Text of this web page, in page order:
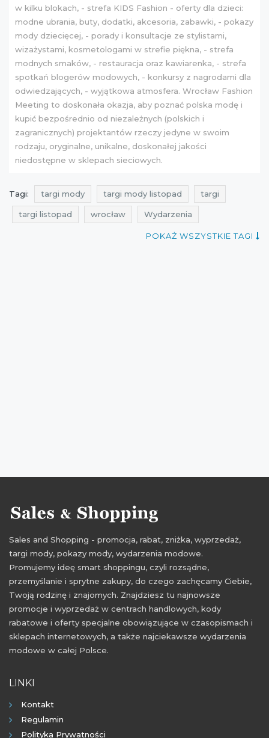
w kilku blokach, - strefa KIDS Fashion - oferty dla dzieci:
modne ubrania, buty, dodatki, akcesoria, zabawki, - pokazy
mody dziecięcej, - porady i konsultacje ze stylistami,
wizażystami, kosmetologami w strefie piękna, - strefa
modnych smaków, - restauracja oraz kawiarenka, - strefa
spotkań blogerów modowych, - konkursy z nagrodami dla
odwiedzających, - wyjątkowa atmosfera. Wrocław Fashion
Meeting to doskonała okazja, aby poznać polska modę i
kupić bezpośrednio od niezależnych (polskich i
zagranicznych) projektantów rzeczy jedyne w swoim
rodzaju, oryginalne, unikalne, doskonałej jakości
niedostępne w sklepach sieciowych.
Tagi: targi mody targi mody listopad targi
targi listopad wrocław Wydarzenia
POKAŻ WSZYSTKIE TAGI
Sales and Shopping - promocja, rabat, zniżka, wyprzedaż,
targi mody, pokazy mody, wydarzenia modowe.
Promujemy ideę smart shoppingu, czyli rozsądne,
przemyślanie i sprytne zakupy, do czego zachęcamy Ciebie,
Twoją rodzinę i znajomych. Znajdziesz tu najnowsze
promocje i wyprzedaż w centrach handlowych, kody
rabatowe i oferty specjalne obowiązujące w czasopismach i
sklepach internetowych, a także najciekawsze wydarzenia
modowe w całej Polsce.
LINKI
Kontakt
Regulamin
Polityka Prywatności